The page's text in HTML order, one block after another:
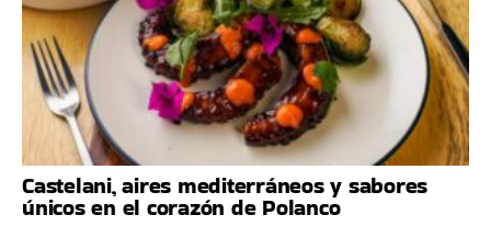
Castelani, aires mediterráneos y sabores
únicos en el corazón de Polanco